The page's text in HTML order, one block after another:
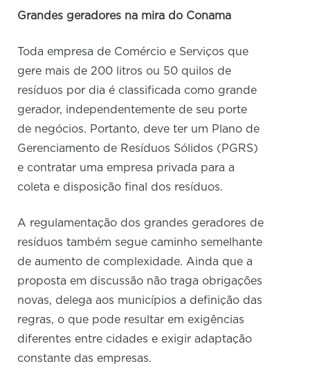
Grandes geradores na mira do Conama
Toda empresa de Comércio e Serviços que
gere mais de 200 litros ou 50 quilos de
resíduos por dia é classificada como grande
gerador, independentemente de seu porte
de negócios. Portanto, deve ter um Plano de
Gerenciamento de Resíduos Sólidos (PGRS)
e contratar uma empresa privada para a
coleta e disposição final dos resíduos.
A regulamentação dos grandes geradores de
resíduos também segue caminho semelhante
de aumento de complexidade. Ainda que a
proposta em discussão não traga obrigações
novas, delega aos municípios a definição das
regras, o que pode resultar em exigências
diferentes entre cidades e exigir adaptação
constante das empresas.